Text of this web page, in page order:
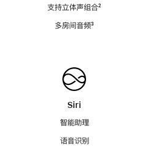
支持立体声组合脚
²
多房间音频脚
³
Siri
智能助理
语音识别